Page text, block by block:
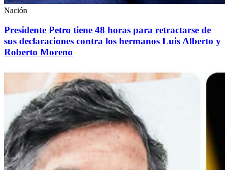
Nación
Presidente Petro tiene 48 horas para retractarse de
sus declaraciones contra los hermanos Luis Alberto y
Roberto Moreno